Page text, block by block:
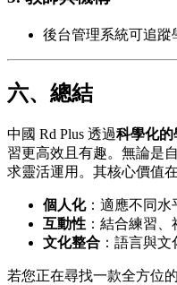
後台管理系統可追蹤
六、總結
中國 Rd Plus 透過科學化的
習更高效且有趣。無論是
求靈活運用。其核心價值在
個人化：適應不同水
互動性 ：結合練習、
文化整合 ：語言與
若您正在尋找一款全方位